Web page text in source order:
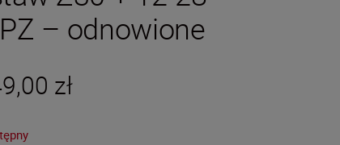
– odnowione
zł